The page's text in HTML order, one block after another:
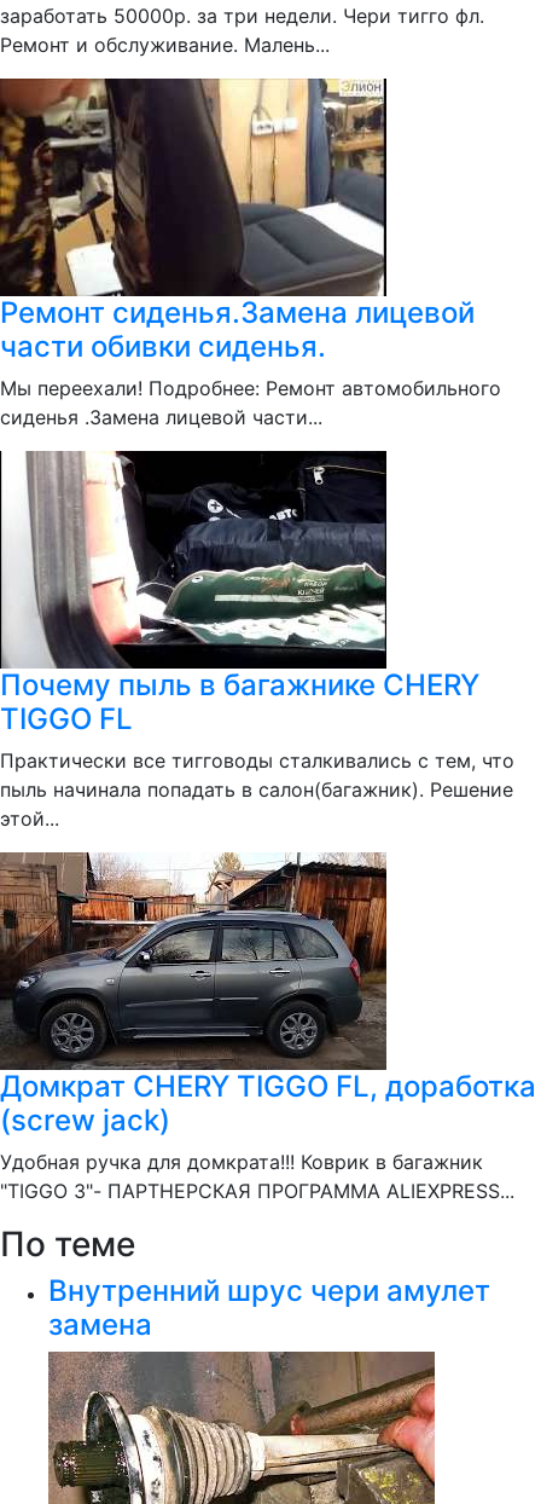
заработать 50000р. за три недели. Чери тигго фл.
Ремонт и обслуживание. Малень...
Ремонт сиденья.Замена лицевой
части обивки сиденья.
Мы переехали! Подробнее: Ремонт автомобильного
сиденья .Замена лицевой части...
Почему пыль в багажнике CHERY
TIGGO FL
Практически все тигговоды сталкивались с тем, что
пыль начинала попадать в салон(багажник). Решение
этой...
Домкрат CHERY TIGGO FL, доработка
(screw jack)
Удобная ручка для домкрата!!! Коврик в багажник
"TIGGO 3"- ПАРТНЕРСКАЯ ПРОГРАММА ALIEXPRESS...
По теме
Внутренний шрус чери амулет
замена